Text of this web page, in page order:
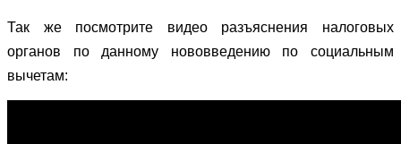
Так же посмотрите видео разъяснения налоговых
органов по данному нововведению по социальным
вычетам: